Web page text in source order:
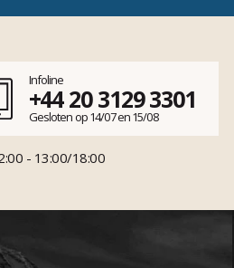
Infoline
+44 20 3129 3301
Gesloten op 14/07 en 15/08
- 13:00/18:00